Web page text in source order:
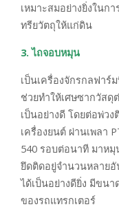
เหมาะสมอย่างยิ่งในก
ทรียวัตถุให้แก่ดิน
3. ไถจอบหมุน
เป็นเครื่องจักรกลฟาร์
ช่วยทำให้เศษซากวัส
เป็นอย่างดี โดยต่อพ่ว
เครื่องยนต์ ผ่านเพลา
540 รอบต่อนาที มาห
ยึดติดอยู่จำนวนหลายอั
ได้เป็นอย่างดียิ่ง มีขน
ของรถแทรกเตอร์